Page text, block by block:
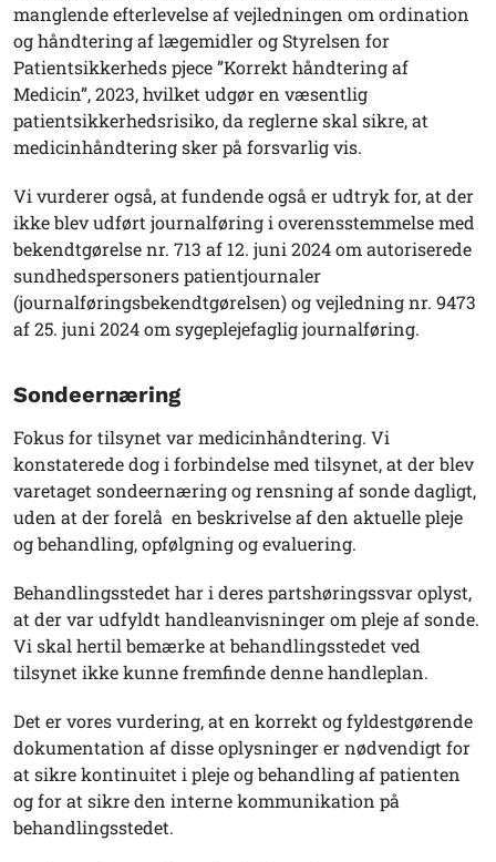
manglende efterlevelse af vejledningen om ordination
og håndtering af lægemidler og Styrelsen for
Patientsikkerheds pjece ”Korrekt håndtering af
Medicin”, 2023, hvilket udgør en væsentlig
patientsikkerhedsrisiko, da reglerne skal sikre, at
medicinhåndtering sker på forsvarlig vis.
Vi vurderer også, at fundende også er udtryk for, at der
ikke blev udført journalføring i overensstemmelse med
bekendtgørelse nr. 713 af 12. juni 2024 om autoriserede
sundhedspersoners patientjournaler
(journalføringsbekendtgørelsen) og vejledning nr. 9473
af 25. juni 2024 om sygeplejefaglig journalføring.
Sondeernæring
Fokus for tilsynet var medicinhåndtering. Vi
konstaterede dog i forbindelse med tilsynet, at der blev
varetaget sondeernæring og rensning af sonde dagligt,
uden at der forelå en beskrivelse af den aktuelle pleje
og behandling, opfølgning og evaluering.
Behandlingsstedet har i deres partshøringssvar oplyst,
at der var udfyldt handleanvisninger om pleje af sonde.
Vi skal hertil bemærke at behandlingsstedet ved
tilsynet ikke kunne fremfinde denne handleplan.
Det er vores vurdering, at en korrekt og fyldestgørende
dokumentation af disse oplysninger er nødvendigt for
at sikre kontinuitet i pleje og behandling af patienten
og for at sikre den interne kommunikation på
behandlingsstedet.